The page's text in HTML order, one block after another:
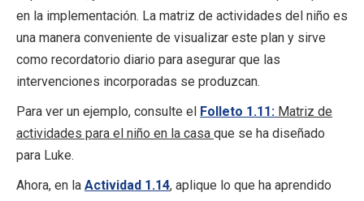
en la implementación. La matriz de actividades del niño es
una manera conveniente de visualizar este plan y sirve
como recordatorio diario para asegurar que las
intervenciones incorporadas se produzcan.
Para ver un ejemplo, consulte el Folleto 1.11: Matriz de
actividades para el niño en la casa que se ha diseñado
para Luke.
Ahora, en la Actividad 1.14, aplique lo que ha aprendido